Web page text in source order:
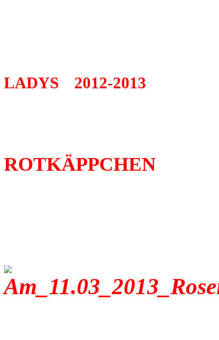
LADYS 2012-2013
ROTKÄPPCHEN